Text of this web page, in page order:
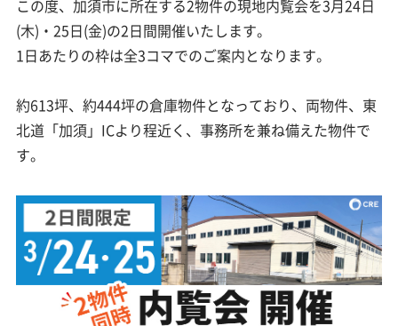
この度、加須市に所在する2物件の現地内覧会を3月24日
(木)・25日(金)の2日間開催いたします。
1日あたりの枠は全3コマでのご案内となります。
約613坪、約444坪の倉庫物件となっており、両物件、東
北道「加須」ICより程近く、事務所を兼ね備えた物件で
す。